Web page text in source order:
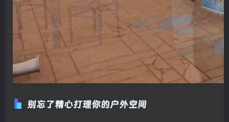
别忘了精心打理你的户外空间